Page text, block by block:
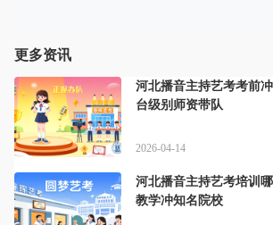
更多资讯
河北播音主持艺考考前
台级别师资带队
2026-04-14
河北播音主持艺考培训
教学冲知名院校